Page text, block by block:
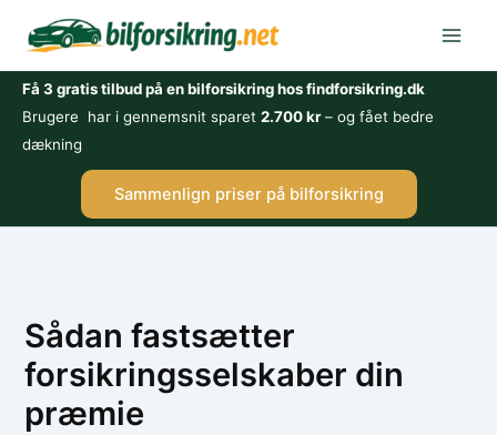
Få 3 gratis tilbud på en bilforsikring hos findforsikring.dk
Brugere har i gennemsnit sparet 2.700 kr– og fået bedre
dækning
Sammenlign priser på bilforsikring
Sådan fastsætter
forsikringsselskaber din
præmie